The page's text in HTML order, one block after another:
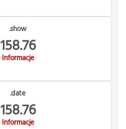
.show
158.76
Informacje
.date
158.76
Informacje